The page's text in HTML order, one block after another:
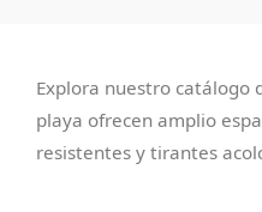
Explora nuestro catálogo
playa ofrecen amplio
resistentes y tirantes